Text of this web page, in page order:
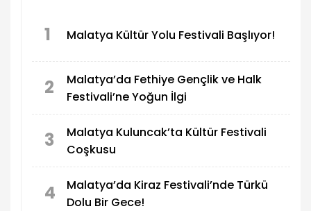
1 Malatya Kültür Yolu Festivali Başlıyor!
2
Malatya’da Fethiye Gençlik ve Halk
Festivali’ne Yoğun İlgi
3
Malatya Kuluncak’ta Kültür Festivali
Coşkusu
4
Malatya’da Kiraz Festivali’nde Türkü
Dolu Bir Gece!